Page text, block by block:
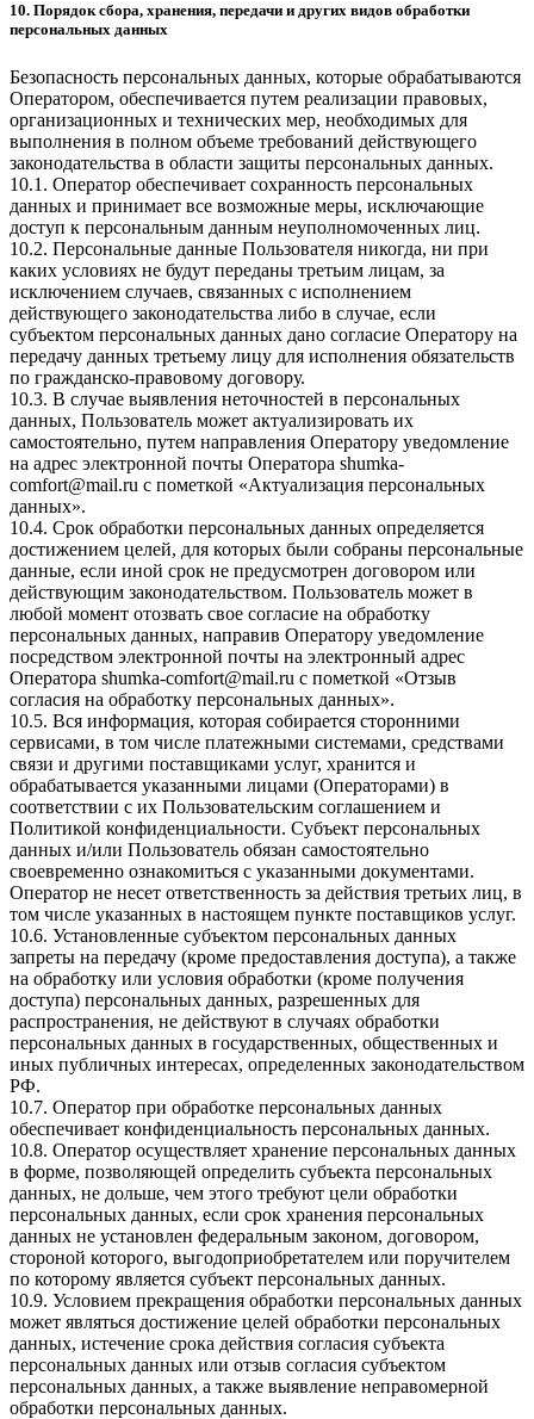
10. Порядок сбора, хранения, передачи и других видов обработки
персональных данных
Безопасность персональных данных, которые обрабатываются
Оператором, обеспечивается путем реализации правовых,
организационных и технических мер, необходимых для
выполнения в полном объеме требований действующего
законодательства в области защиты персональных данных.
10.1. Оператор обеспечивает сохранность персональных
данных и принимает все возможные меры, исключающие
доступ к персональным данным неуполномоченных лиц.
10.2. Персональные данные Пользователя никогда, ни при
каких условиях не будут переданы третьим лицам, за
исключением случаев, связанных с исполнением
действующего законодательства либо в случае, если
субъектом персональных данных дано согласие Оператору на
передачу данных третьему лицу для исполнения обязательств
по гражданско-правовому договору.
10.3. В случае выявления неточностей в персональных
данных, Пользователь может актуализировать их
самостоятельно, путем направления Оператору уведомление
на адрес электронной почты Оператора shumka-
comfort@mail.ru с пометкой «Актуализация персональных
данных».
10.4. Срок обработки персональных данных определяется
достижением целей, для которых были собраны персональные
данные, если иной срок не предусмотрен договором или
действующим законодательством. Пользователь может в
любой момент отозвать свое согласие на обработку
персональных данных, направив Оператору уведомление
посредством электронной почты на электронный адрес
Оператора shumka-comfort@mail.ru с пометкой «Отзыв
согласия на обработку персональных данных».
10.5. Вся информация, которая собирается сторонними
сервисами, в том числе платежными системами, средствами
связи и другими поставщиками услуг, хранится и
обрабатывается указанными лицами (Операторами) в
соответствии с их Пользовательским соглашением и
Политикой конфиденциальности. Субъект персональных
данных и/или Пользователь обязан самостоятельно
своевременно ознакомиться с указанными документами.
Оператор не несет ответственность за действия третьих лиц, в
том числе указанных в настоящем пункте поставщиков услуг.
10.6. Установленные субъектом персональных данных
запреты на передачу (кроме предоставления доступа), а также
на обработку или условия обработки (кроме получения
доступа) персональных данных, разрешенных для
распространения, не действуют в случаях обработки
персональных данных в государственных, общественных и
иных публичных интересах, определенных законодательством
РФ.
10.7. Оператор при обработке персональных данных
обеспечивает конфиденциальность персональных данных.
10.8. Оператор осуществляет хранение персональных данных
в форме, позволяющей определить субъекта персональных
данных, не дольше, чем этого требуют цели обработки
персональных данных, если срок хранения персональных
данных не установлен федеральным законом, договором,
стороной которого, выгодоприобретателем или поручителем
по которому является субъект персональных данных.
10.9. Условием прекращения обработки персональных данных
может являться достижение целей обработки персональных
данных, истечение срока действия согласия субъекта
персональных данных или отзыв согласия субъектом
персональных данных, а также выявление неправомерной
обработки персональных данных.